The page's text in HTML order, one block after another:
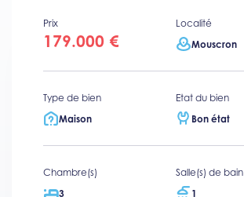
Prix
179.000 €
Localité
Mouscron
Type de bien
Maison
Etat du bien
Bon état
Chambre(s)
3
Salle(s) de bain
1